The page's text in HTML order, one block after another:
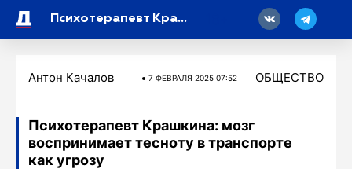
Психотерапевт Крашкина объяснила, как «перезагрузить» свой понедельник
Антон Качалов 7 ФЕВРАЛЯ 2025 07:52 ОБЩЕСТВО
Психотерапевт Крашкина: мозг
воспринимает тесноту в транспорте
как угрозу